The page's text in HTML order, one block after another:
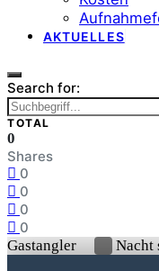
AKTUELLES
Search for:
TOTAL
0
Shares
0
0
0
0
Gastangler Nacht